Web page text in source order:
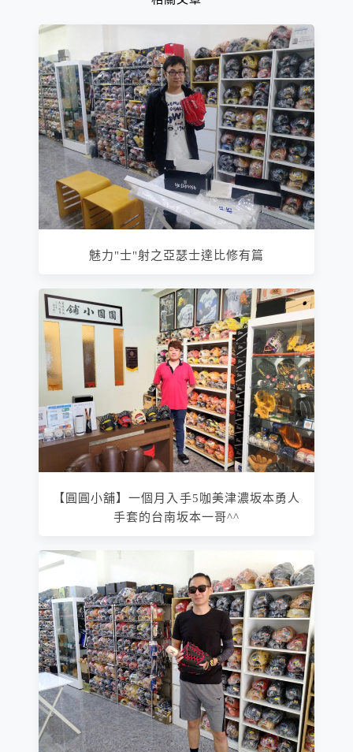
魅力"士"射之亞瑟士達比修有篇
【圓圓小舖】一個月入手5咖美津濃坂本勇人
手套的台南坂本一哥^^